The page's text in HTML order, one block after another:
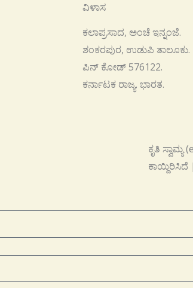
ವಿಳಾಸ
ಕಲಾಪ್ರಸಾದ, ಅಂಚೆ ಇನ್ನಂಜೆ.
ಶಂಕರಪುರ, ಉಡುಪಿ ತಾಲೂಕು.
ಪಿನ್ ಕೋಡ್ 576122.
ಕರ್ನಾಟಕ ರಾಜ್ಯ. ಭಾರತ.
ಕೃತಿ
ಕಾಯ್ದಿರಿಸಿದೆ |